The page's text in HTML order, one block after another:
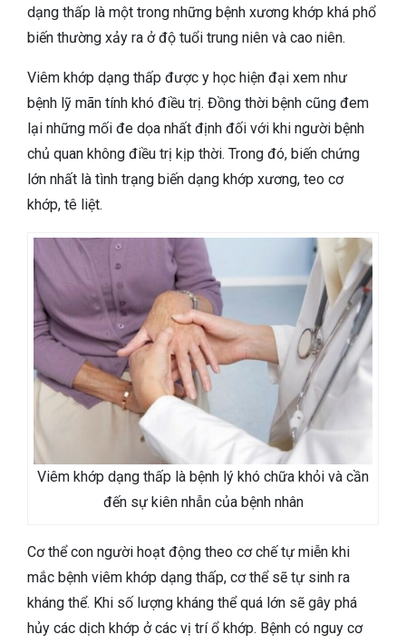
dạng thấp là một trong những bệnh xương khớp khá phổ
biến thường xảy ra ở độ tuổi trung niên và cao niên.
Viêm khớp dạng thấp được y học hiện đại xem như
bệnh lỹ mãn tính khó điều trị. Đồng thời bệnh cũng đem
lại những mối đe dọa nhất định đối với khi người bệnh
chủ quan không điều trị kịp thời. Trong đó, biến chứng
lớn nhất là tình trạng biến dạng khớp xương, teo cơ
khớp, tê liệt.
Viêm khớp dạng thấp là bệnh lý khó chữa khỏi và cần
đến sự kiên nhẫn của bệnh nhân
Cơ thể con người hoạt động theo cơ chế tự miễn khi
mắc bệnh viêm khớp dạng thấp, cơ thể sẽ tự sinh ra
kháng thể. Khi số lượng kháng thể quá lớn sẽ gây phá
hủy các dịch khớp ở các vị trí ổ khớp. Bệnh có nguy cơ